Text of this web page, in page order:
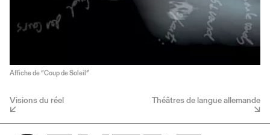
Affiche de “Coup de Soleil”
Visions du réel Théâtres de langue allemande